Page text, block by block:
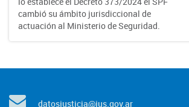
cambió su ámbito jurisdiccional de
actuación al Ministerio de Seguridad.
datosjusticia@jus.gov.ar